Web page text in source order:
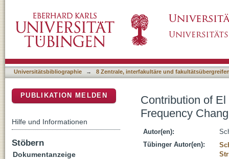
ENSO Variance
Universitätsbibliographie → 8 Zentrale, interfakultäre und
Contribution of
Frequency
Autor(en):
Tübinger Autor(en):
PUBLIKATION MELDEN
Hilfe und Informationen
Stöbern
Dokumentanzeige